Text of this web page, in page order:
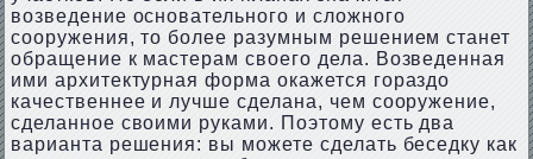
возведение основательного и сложного
сооружения, то более разумным решением станет
обращение к мастерам своего дела. Возведенная
ими архитектурная форма окажется гораздо
качественнее и лучше сделана, чем сооружение,
сделанное своими руками. Поэтому есть два
варианта решения: вы можете сделать беседку как